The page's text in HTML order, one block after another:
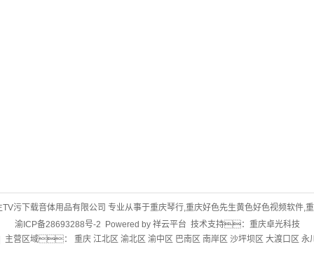
污下载音体用品有限公司 专业从事于重庆琴行,重庆好色先生黄色好色视频软件,
渝ICP备28693288号-2 Powered by 祥云平台 技术支持： 重庆卓光科技
营区域： 重庆 江北区 渝北区 渝中区 巴南区 南岸区 沙坪坝区 大渡口区 永